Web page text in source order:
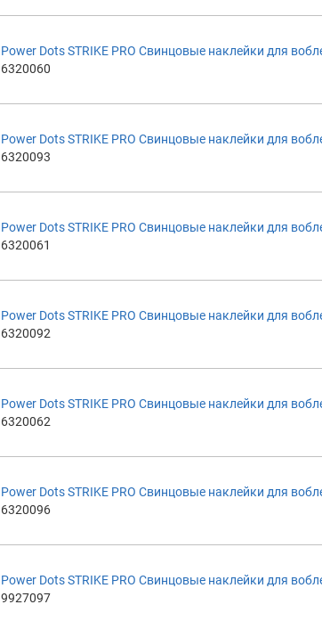
Power Dots STRIKE PRO Свинцовые наклейки для
6320060
Power Dots STRIKE PRO Свинцовые наклейки для
6320093
Power Dots STRIKE PRO Свинцовые наклейки для
6320061
Power Dots STRIKE PRO Свинцовые наклейки для
6320092
Power Dots STRIKE PRO Свинцовые наклейки для
6320062
Power Dots STRIKE PRO Свинцовые наклейки для
6320096
Power Dots STRIKE PRO Свинцовые наклейки для
9927097